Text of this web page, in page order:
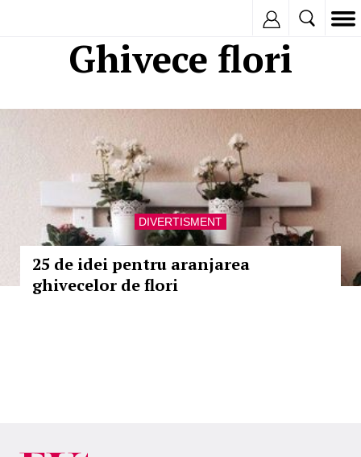
Ghivece flori
DIVERTISMENT
25 de idei pentru aranjarea
ghivecelor de flori